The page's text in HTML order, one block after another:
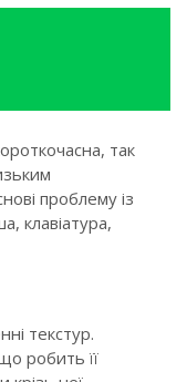
так
проблему із
клавіатура,
текстур.
робить її